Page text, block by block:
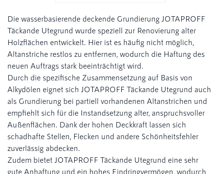
Die wasserbasierende deckende Grundierung JOTAPROFF
Täckande Utegrund wurde speziell zur Renovierung alter
Holzﬂächen entwickelt. Hier ist es häuﬁg nicht möglich,
Altanstriche restlos zu entfernen, wodurch die Haftung des
neuen Auftrags stark beeinträchtigt wird.
Durch die speziﬁsche Zusammensetzung auf Basis von
Alkydölen eignet sich JOTAPROFF Täckande Utegrund auch
als Grundierung bei partiell vorhandenen Altanstrichen und
empﬁehlt sich für die Instandsetzung alter, anspruchsvoller
Außenﬂächen. Dank der hohen Deckkraft lassen sich
schadhafte Stellen, Flecken und andere Schönheitsfehler
zuverlässig abdecken.
Zudem bietet JOTAPROFF Täckande Utegrund eine sehr
gute Anhaftung und ein hohes Eindringvermögen, wodurch